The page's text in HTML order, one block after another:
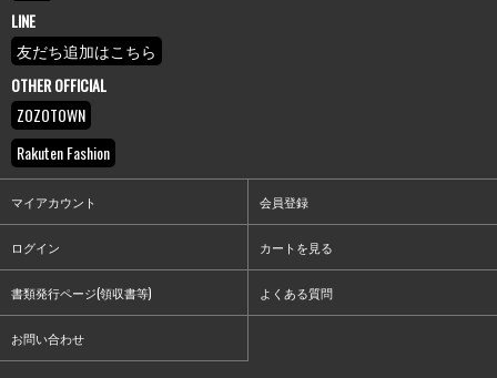
LINE
友だち追加はこちら
OTHER OFFICIAL
ZOZOTOWN
Rakuten Fashion
マイアカウント 会員登録
ログイン カートを見る
書類発行ページ(領収書等) よくある質問
お問い合わせ